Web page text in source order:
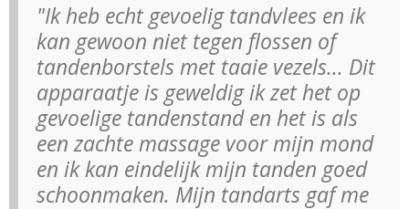
"Ik heb echt gevoelig tandvlees en ik
kan gewoon niet tegen flossen of
tandenborstels met taaie vezels... Dit
apparaatje is geweldig ik zet het op
gevoelige tandenstand en het is als
een zachte massage voor mijn mond
en ik kan eindelijk mijn tanden goed
schoonmaken. Mijn tandarts gaf me